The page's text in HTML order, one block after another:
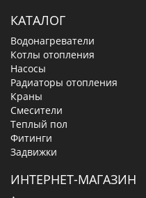
КАТАЛОГ
Водонагреватели
Котлы отопления
Насосы
Радиаторы отопления
Краны
Смесители
Теплый пол
Фитинги
Задвижки
ИНТЕРНЕТ-МАГАЗИН